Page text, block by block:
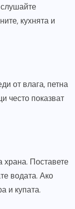
кухнята и
от влага, петна
често показват
храна. Поставете
водата. Ако
и купата.